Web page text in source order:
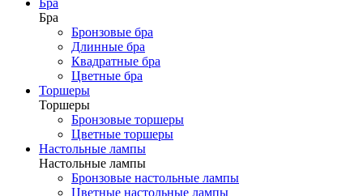
Бра
Бра
Бронзовые бра
Длинные бра
Квадратные бра
Цветные бра
Торшеры
Торшеры
Бронзовые торшеры
Цветные торшеры
Настольные лампы
Настольные лампы
Бронзовые настольные лампы
Цветные настольные лампы